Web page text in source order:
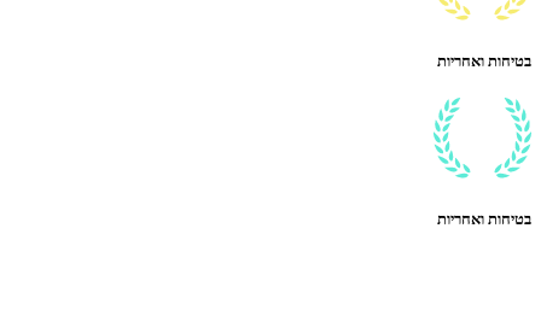
בטיחות ואחריות
בטיחות ואחריות